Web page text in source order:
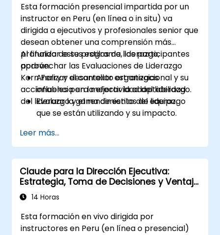
Esta formación presencial impartida por un
instructor en Peru (en línea o in situ) va
dirigida a ejecutivos y profesionales senior que
desean obtener una comprensión más
profunda de sus estilos de liderazgo,
aprovechar las Evaluaciones de Liderazgo
Korn Ferry y desarrollar estrategias
accionables para mejorar la adaptabilidad
del liderazgo y el rendimiento del equipo.
Al finalizar este programa, los participantes
podrán:
Analizar el contexto organizacional y su
influencia en la efectividad del liderazgo.
Evaluar la gama de estilos de liderazgo
que se están utilizando y su impacto.
afectan el compromiso, la dinámica y el
rendimiento del equipo.
Aplicar la retroalimentación obtenida de
las evaluaciones de liderazgo para
identificar fortalezas y áreas de
crecimiento.
los comportamientos de liderazgo y su
impacto directo en el clima laboral.
Leer más...
Claude para la Dirección Ejecutiva:
Estrategia, Toma de Decisiones y Ventaja
Competitiva
14 Horas
Esta formación en vivo dirigida por
instructores en Peru (en línea o presencial)